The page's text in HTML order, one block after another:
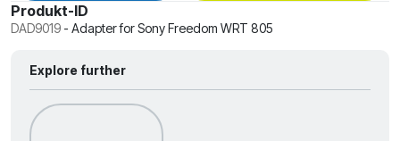
Produkt-ID
DAD9019 - Adapter for Sony Freedom WRT 805
Explore further